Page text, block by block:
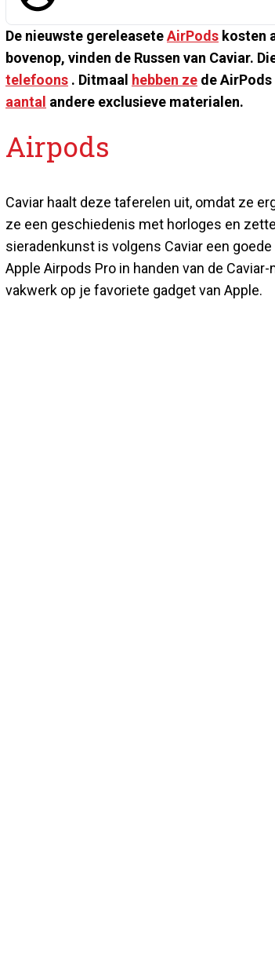
De nieuwste gereleaseteAirPods kosten
bovenop, vinden de Russen van Caviar.
telefoons . Ditmaal hebben ze de
aantal andere exclusieve materialen.
Airpods
Caviar haalt deze taferelen uit, omdat ze
ze een geschiedenis met horloges en
sieradenkunst is volgens Caviar een
Apple Airpods Pro in handen van de
vakwerk op je favoriete gadget van Apple.